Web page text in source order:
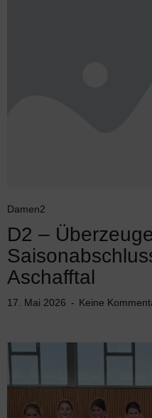
Damen2
D2 –
Aschafftal
17. Mai 2026 Keine